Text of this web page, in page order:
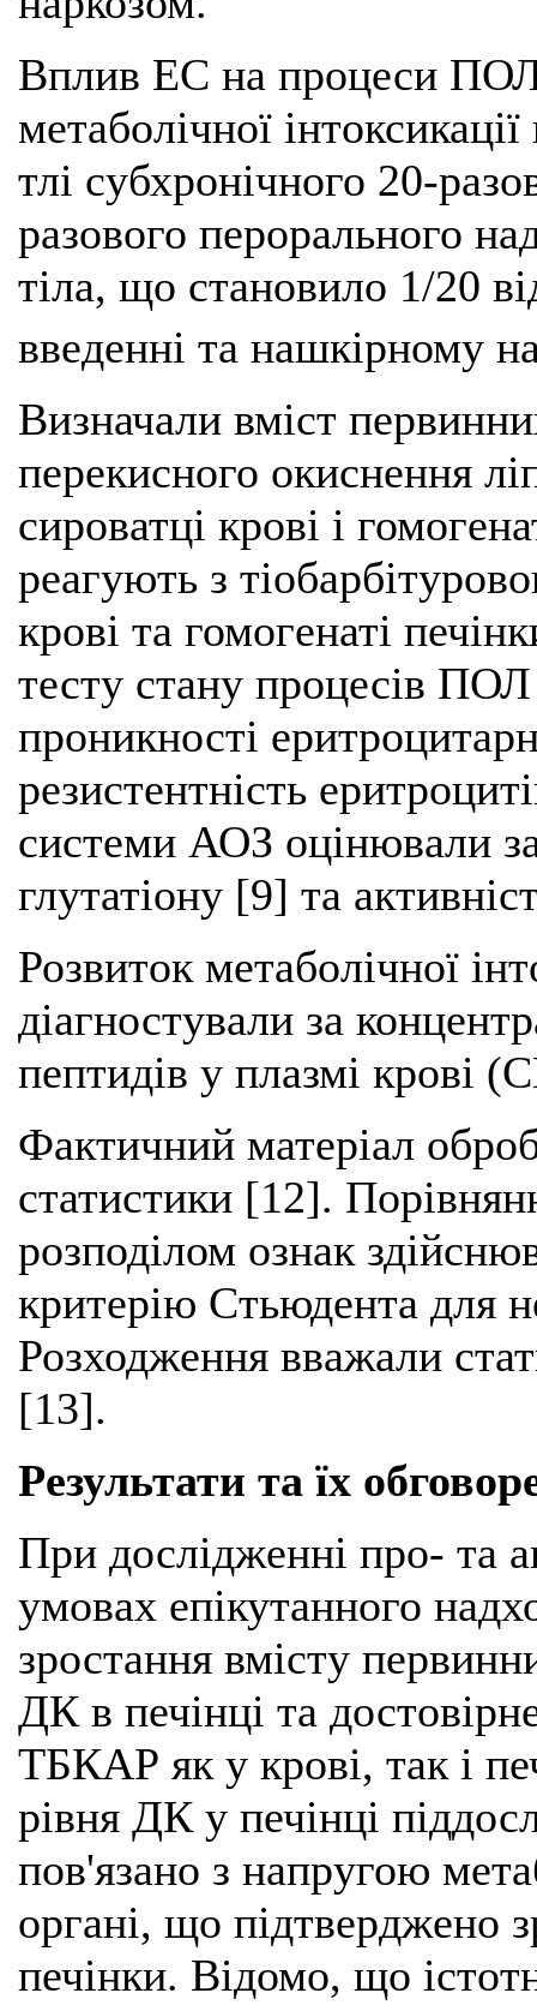
Вплив ЕС на процеси
метаболічної
тлі субхронічного 20-
разового перорального
тіла, що становило 1/20
введенні та нашкірному
Визначали вміст
перекисного окиснення
сироватці крові і
реагують з
крові та гомогенаті
тесту стану процесів
проникності
резистентність
системи АОЗ оцінювали
глутатіону [9] та
Розвиток метаболічної
діагностували за
пептидів у плазмі крові
Фактичний матеріал
статистики [12].
розподілом ознак
критерію Стьюдента для
Розходження вважали
[13].
Результати та їх
При дослідженні про- та
умовах епікутанного
зростання вмісту
ДК в печінці та
ТБКАР як у крові, так і
рівня ДК у печінці
пов'язано з напругою
органі, що підтверджено
печінки. Відомо, що